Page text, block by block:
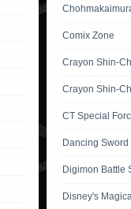
Comix Zone
Crayon Shin-
Crayon Shin-
CT Special
Dancing Sword
Digimon Battle
Disney's